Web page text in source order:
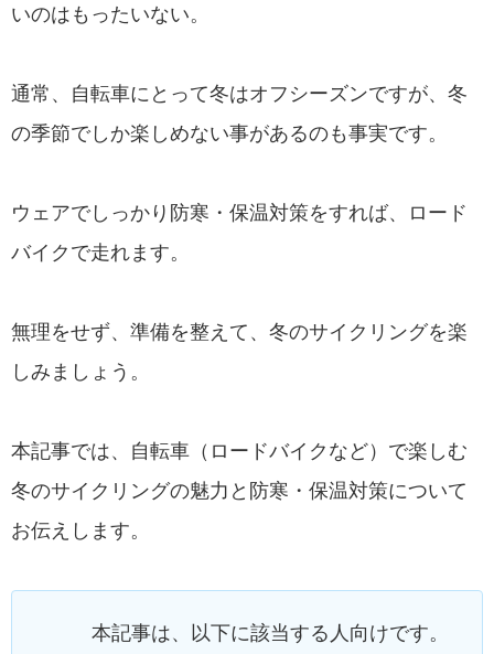
いのはもったいない。
通常、自転車にとって冬はオフシーズンですが、冬
の季節でしか楽しめない事があるのも事実です。
ウェアでしっかり防寒・保温対策をすれば、ロード
バイクで走れます。
無理をせず、準備を整えて、冬のサイクリングを楽
しみましょう。
本記事では、自転車（ロードバイクなど）で楽しむ
冬のサイクリングの魅力と防寒・保温対策について
お伝えします。
本記事は、以下に該当する人向けです。